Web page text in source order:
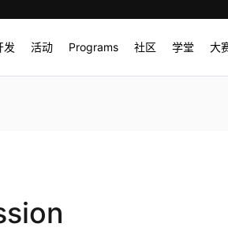
发 活动 Programs 社区 学堂 大